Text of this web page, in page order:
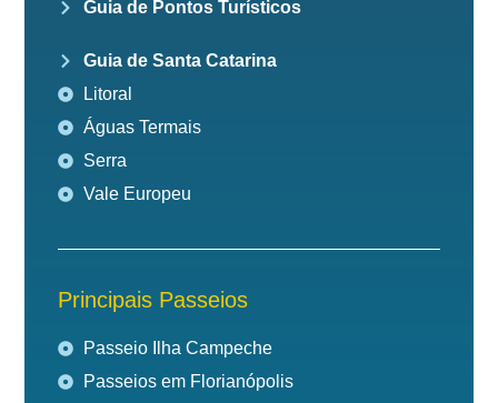
Guia de Pontos Turísticos
Guia de Santa Catarina
Litoral
Águas Termais
Serra
Vale Europeu
Principais Passeios
Passeio Ilha Campeche
Passeios em Florianópolis